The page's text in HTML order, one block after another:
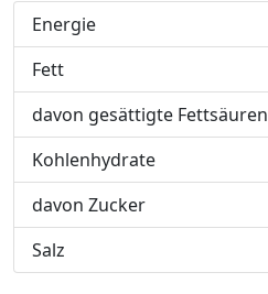
Energie
Fett
davon gesättigte Fettsäuren
Kohlenhydrate
davon Zucker
Salz